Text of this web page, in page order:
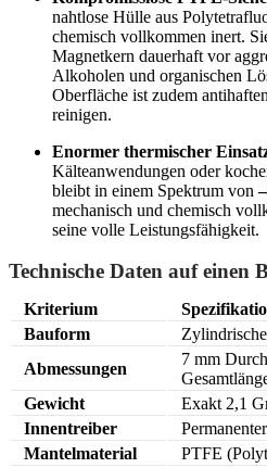
nahtlose Hülle aus
chemisch vollkommen inert.
Magnetkern dauerhaft vor
Alkoholen und organischen
Oberfläche ist zudem
reinigen.
Enormer thermischer
Kälteanwendungen oder
bleibt in einem Spektrum von
mechanisch und chemisch
seine volle Leistungsfähigkeit.
Technische Daten auf einen
Kriterium
Bauform
Abmessungen
7 mm
Gewicht
Exakt 2,1
Innentreiber
Mantelmaterial
PTFE